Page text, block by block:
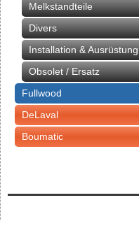
Melkstandteile
Divers
Installation & Ausrüstung
Obsolet / Ersatz
Fullwood
DeLaval
Boumatic